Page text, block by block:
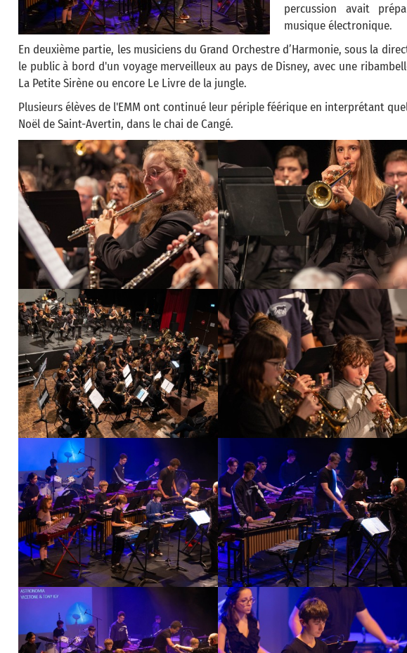
percussion avait
musique électronique.
En deuxième partie, les musiciens du Grand Orchestre d’Harmonie, sous la
le public à bord d'un voyage merveilleux au pays de Disney, avec une
La Petite Sirène ou encore Le Livre de la jungle.
Plusieurs élèves de l'EMM ont continué leur périple féérique en interprétant
Noël de Saint-Avertin, dans le chai de Cangé.